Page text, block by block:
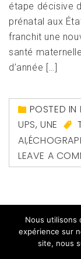
étape décisive
prénatal aux
franchit une
santé
d’année […]
POSTED IN
UPS,UNE
AI,
LEAVE A
Copyright All
Nous utilisons
expérience sur
site, nous